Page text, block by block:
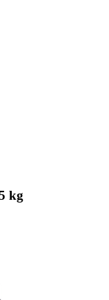
kg